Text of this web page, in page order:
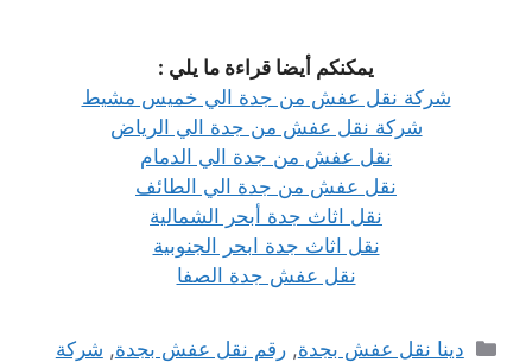
يمكنكم أيضا قراءة ما يلي :
شركة نقل عفش من جدة الي خميس مشيط
شركة نقل عفش من جدة الي الرياض
نقل عفش من جدة الي الدمام
نقل عفش من جدة الي الطائف
نقل اثاث جدة أبحر الشمالية
نقل اثاث جدة ابحر الجنوبية
نقل عفش جدة الصفا
التصنيفات
دينا نقل عفش بجدة, رقم نقل عفش بجدة, شركة